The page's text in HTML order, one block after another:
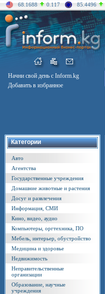
68.1688 0.117 85.4496
Начни свой день с Inform.kg
Добавить в избранное
Категории
Авто
Агентства
Государственные учреждения
Домашние животные и растения
Досуг и развлечения
Информация, СМИ
Кино, видео, аудио
Компьютеры, оргтехника, ПО
Мебель, интерьер, обустройство
Медицина и здоровье
Недвижимость
Неправительственные
организации
Образование, научные
учреждения